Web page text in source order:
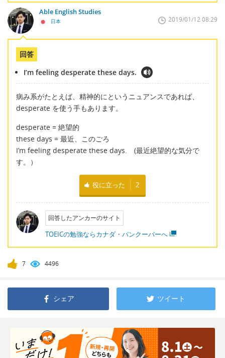
Able English Studies
日本 2019/01/12 08:29
回答
I’m feeling desperate these days.
病み系がたとえば、精神的にというニュアンスであれば、
desperate を使う手もあります。
desperate = 絶望的
these days = 最近、このごろ
I’m feeling desperate these days. (最近絶望的な気分で
す。）
役に立った 2
回答したアンカーのサイト
TOEICの勉強ならカナダ・バンクーバーへ
7 4496
シェア ツイート